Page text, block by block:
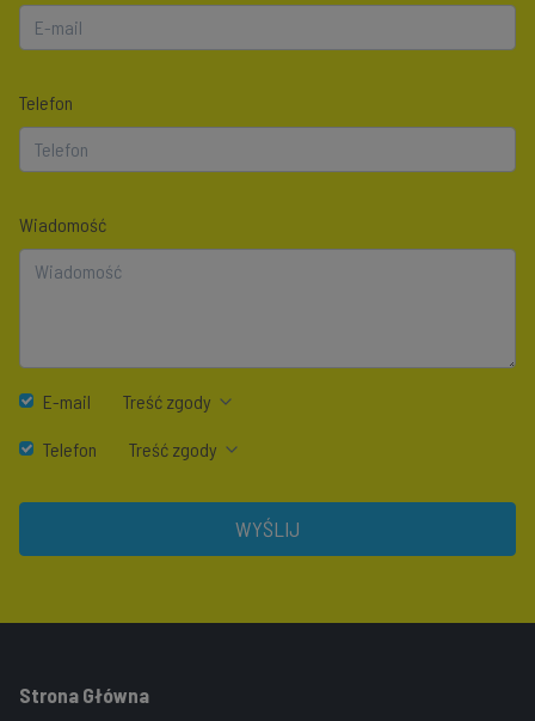
Telefon
Wiadomość
E-mail Treść zgody
Telefon Treść zgody
WYŚLIJ
Strona Główna